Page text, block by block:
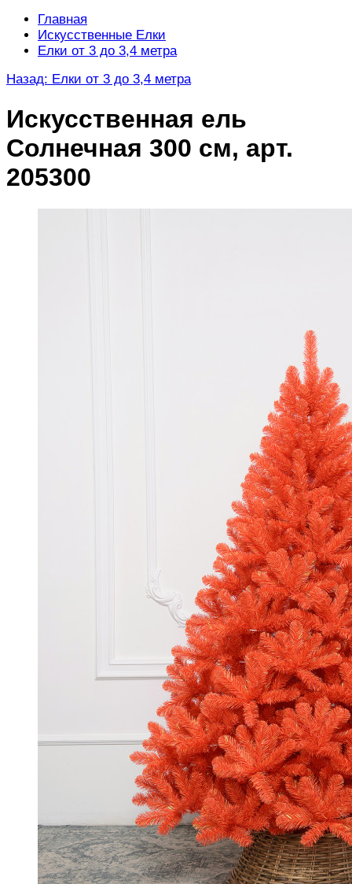
Главная
Искусственные Елки
Елки от 3 до 3,4 метра
Назад: Елки от 3 до 3,4 метра
Искусственная ель
Солнечная 300 см, арт.
205300